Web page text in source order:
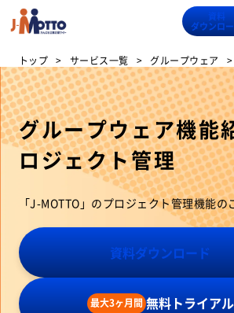
資料
ダウンロ
トップ サービス一覧 グループウェア
グループウェア機能
ロジェクト管理
「J-MOTTO」のプロジェクト管理機能の
資料ダウンロード
最大3ヶ月間 無料トライアル